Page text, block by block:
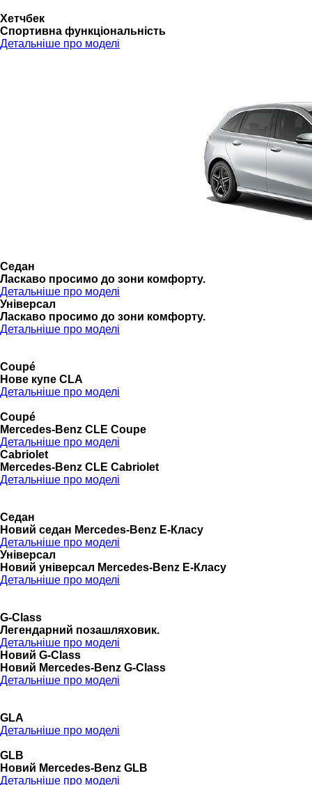
Хетчбек
Спортивна функціональність
Детальніше про моделі
Седан
Ласкаво просимо до зони комфорту.
Детальніше про моделі
Універсал
Ласкаво просимо до зони комфорту.
Детальніше про моделі
Coupé
Нове купе CLA
Детальніше про моделі
Coupé
Mercedes-Benz CLE Coupe
Детальніше про моделі
Cabriolet
Mercedes-Benz CLE Cabriolet
Детальніше про моделі
Седан
Новий седан Mercedes-Benz Е-Класу
Детальніше про моделі
Універсал
Новий універсал Mercedes-Benz E-Класу
Детальніше про моделі
G-Class
Легендарний позашляховик.
Детальніше про моделі
Новий G-Class
Новий Mercedes-Benz G-Class
Детальніше про моделі
GLA
Детальніше про моделі
GLB
Новий Mercedes-Benz GLB
Детальніше про моделі